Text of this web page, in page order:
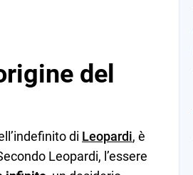
del
di Leopardi, è
Leopardi, l’essere